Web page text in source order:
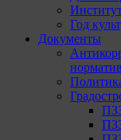
Год
Документы